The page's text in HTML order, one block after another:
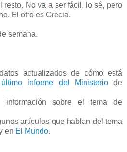
resto. No va a ser fácil, lo sé, pero
El otro es Grecia.
semana.
actualizados de cómo está
último informe del Ministeriode
información sobre el tema de
artículos que hablan del tema
en El Mundo.